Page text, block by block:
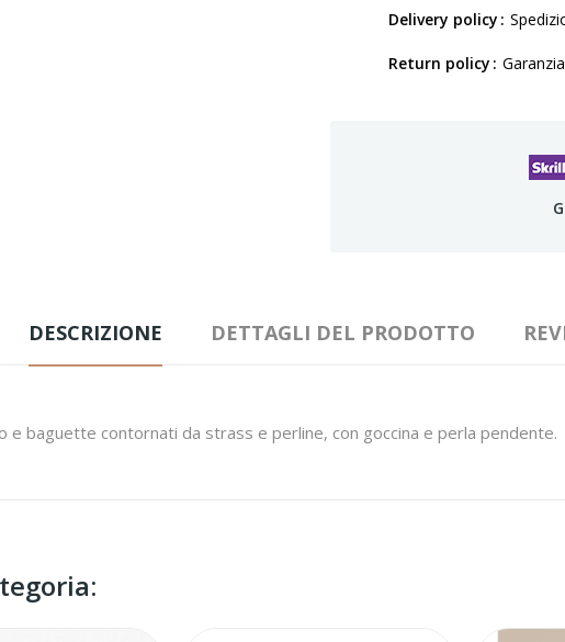
Delivery policy
Return policy
DESCRIZIONE DETTAGLI DEL PRODOTTO
e baguette contornati da strass e perline, con goccina e perla pendente.